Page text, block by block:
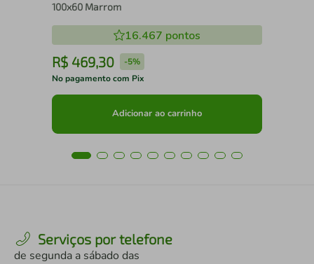
100x60 Marrom
16.467 pontos
R$ 469,30 -5%
No pagamento com Pix
Adicionar ao carrinho
Serviços por telefone
de segunda a sábado das